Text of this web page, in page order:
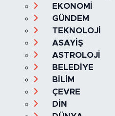
EKONOMİ
GÜNDEM
TEKNOLOJİ
ASAYİŞ
ASTROLOJİ
BELEDİYE
BİLİM
ÇEVRE
DİN